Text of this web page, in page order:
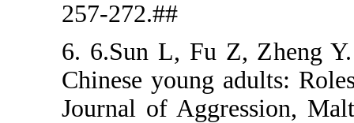
6. 6.Sun
Chinese
Journal of